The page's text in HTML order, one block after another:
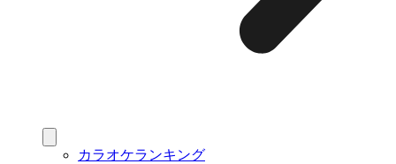
カラオケランキング